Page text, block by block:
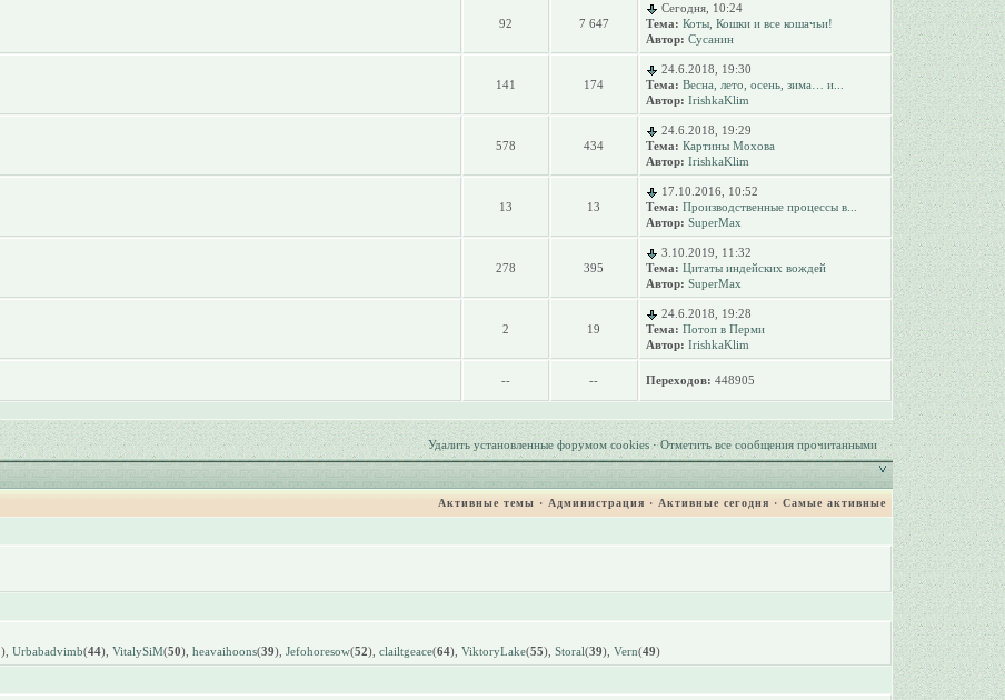
92 7 647
Сегодня, 10:24
Тема: Коты, Кошки и все кошачьи!
Автор: Сусанин
141 174
24.6.2018, 19:30
Тема: Весна, лето, осень, зима… и...
Автор: IrishkaKlim
578 434
24.6.2018, 19:29
Тема: Картины Мохова
Автор: IrishkaKlim
13 13
17.10.2016, 10:52
Тема: Производственные процессы в...
Автор: SuperMax
278 395
3.10.2019, 11:32
Тема: Цитаты индейских вождей
Автор: SuperMax
2 19
24.6.2018, 19:28
Тема: Потоп в Перми
Автор: IrishkaKlim
-- -- Переходов: 448905
Удалить установленные форумом cookies·Отметить все сообщения прочитанными
Активные темы · Администрация · Активные сегодня · Самые активные
), Urbabadvimb(44), VitalySiM(50), heavaihoons(39), Jefohoresow(52), clailtgeace(64), ViktoryLake(55), Storal(39), Vern(49)